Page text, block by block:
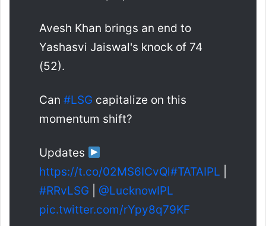
Avesh Khan brings an end to
Yashasvi Jaiswal's knock of 74
(52).
Can #LSG capitalize on this
momentum shift?
Updates
https://t.co/02MS6ICvQl#TATAIPL
#RRvLSG
@LucknowIPL
pic.twitter.com/rYpy8q79KF